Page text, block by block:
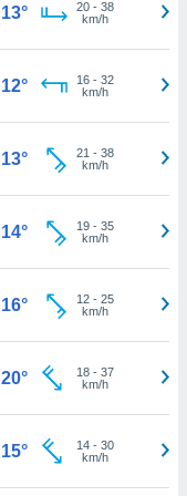
13° 20- 38
km/h
12° 16- 32
km/h
13° 21 - 38
km/h
14° 19- 35
km/h
16° 12- 25
km/h
20° 18- 37
km/h
15° 14- 30
km/h